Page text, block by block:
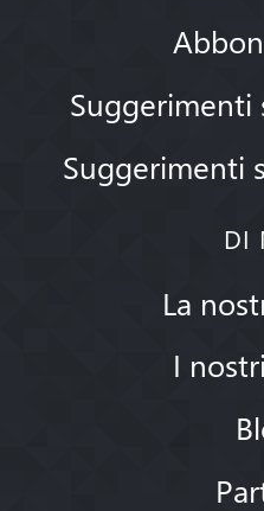
Suggerimenti
Suggerimenti
DI
La
I